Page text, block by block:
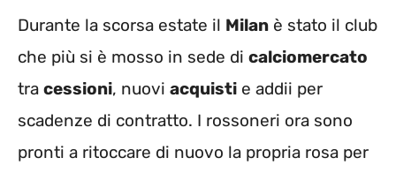
Durante la scorsa estate il Milan è stato il club
che più si è mosso in sede di calciomercato
tra cessioni, nuovi acquisti e addii per
scadenze di contratto. I rossoneri ora sono
pronti a ritoccare di nuovo la propria rosa per